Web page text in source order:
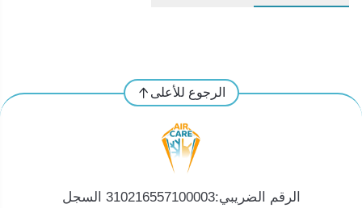
الرجوع للأعلى
الرقم الضريبي:310216557100003 السجل